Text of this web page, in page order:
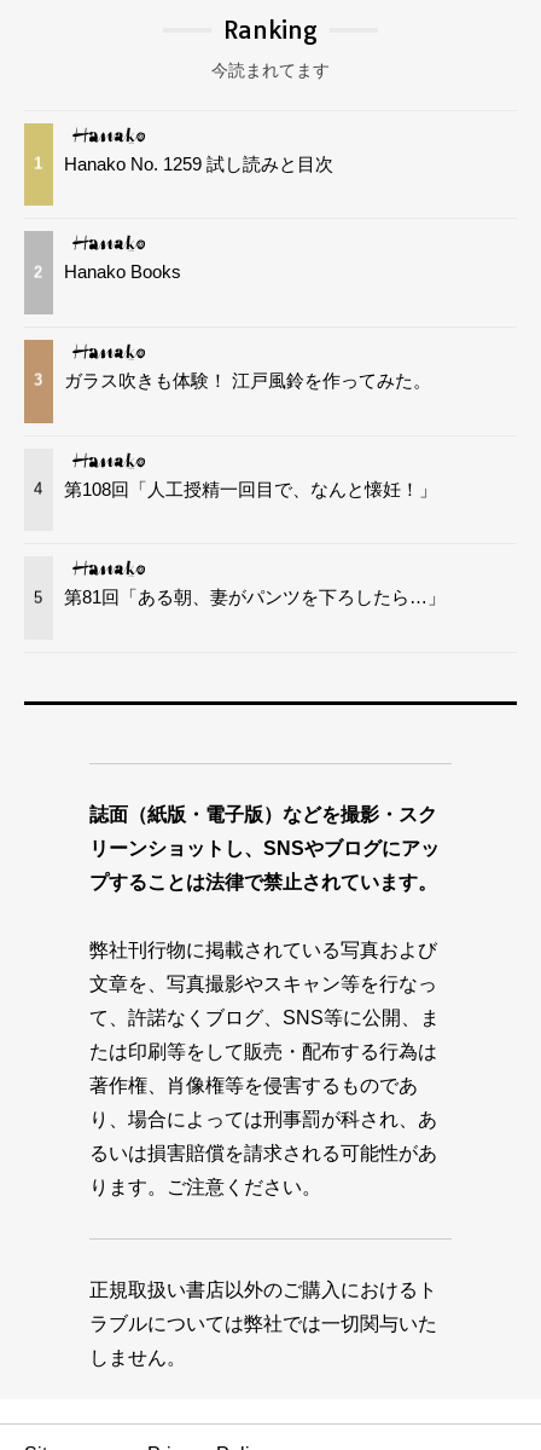
Ranking
今読まれてます
1 Hanako No. 1259 試し読みと目次
2 Hanako Books
3 ガラス吹きも体験！ 江戸風鈴を作ってみた。
4 第108回「人工授精一回目で、なんと懐妊！」
5 第81回「ある朝、妻がパンツを下ろしたら…」
誌面（紙版・電子版）などを撮影・スク
リーンショットし、SNSやブログにアッ
プすることは法律で禁止されています。
弊社刊行物に掲載されている写真および
文章を、写真撮影やスキャン等を行なっ
て、許諾なくブログ、SNS等に公開、ま
たは印刷等をして販売・配布する行為は
著作権、肖像権等を侵害するものであ
り、場合によっては刑事罰が科され、あ
るいは損害賠償を請求される可能性があ
ります。ご注意ください。
正規取扱い書店以外のご購入におけるト
ラブルについては弊社では一切関与いた
しません。